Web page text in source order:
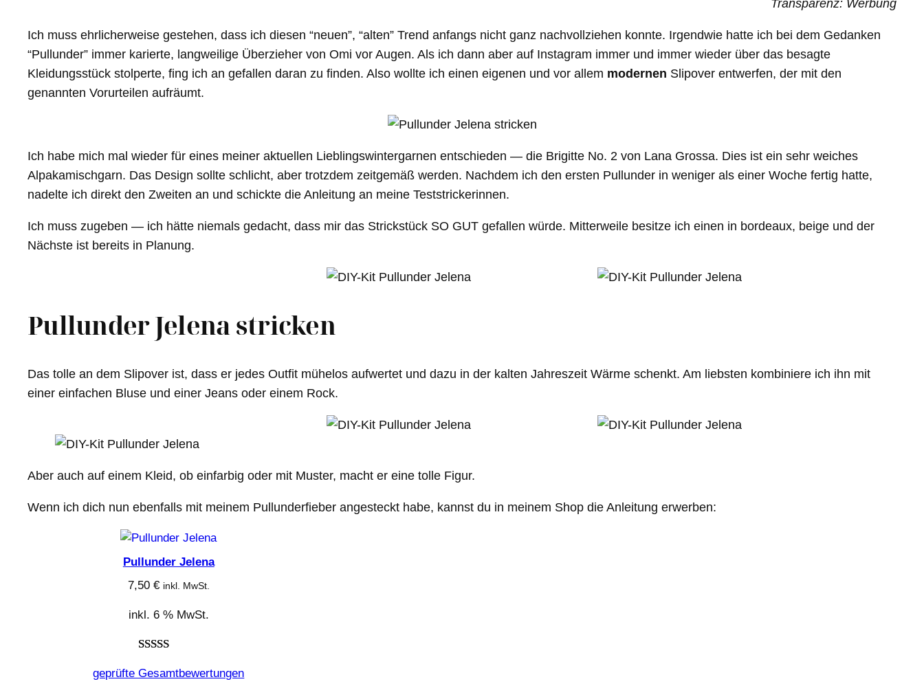
Transparenz: Werbung
Ich muss ehrlicherweise gestehen, dass ich diesen “neuen”, “alten” Trend anfangs nicht ganz nachvollziehen konnte. Irgendwie hatte ich bei dem Gedanken
“Pullunder” immer karierte, langweilige Überzieher von Omi vor Augen. Als ich dann aber auf Instagram immer und immer wieder über das besagte
Kleidungsstück stolperte, fing ich an gefallen daran zu finden. Also wollte ich einen eigenen und vor allem modernen Slipover entwerfen, der mit den
genannten Vorurteilen aufräumt.
Ich habe mich mal wieder für eines meiner aktuellen Lieblingswintergarnen entschieden — die Brigitte No. 2 von Lana Grossa. Dies ist ein sehr weiches
Alpakamischgarn. Das Design sollte schlicht, aber trotzdem zeitgemäß werden. Nachdem ich den ersten Pullunder in weniger als einer Woche fertig hatte,
nadelte ich direkt den Zweiten an und schickte die Anleitung an meine Teststrickerinnen.
Ich muss zugeben — ich hätte niemals gedacht, dass mir das Strickstück SO GUT gefallen würde. Mitterweile besitze ich einen in bordeaux, beige und der
Nächste ist bereits in Planung.
Pullunder Jelena stricken
Das tolle an dem Slipover ist, dass er jedes Outfit mühelos aufwertet und dazu in der kalten Jahreszeit Wärme schenkt. Am liebsten kombiniere ich ihn mit
einer einfachen Bluse und einer Jeans oder einem Rock.
Aber auch auf einem Kleid, ob einfarbig oder mit Muster, macht er eine tolle Figur.
Wenn ich dich nun ebenfalls mit meinem Pullunderfieber angesteckt habe, kannst du in meinem Shop die Anleitung erwerben:
Pullunder Jelena
7,50 € inkl. MwSt.
inkl. 6 % MwSt.
mit5.00
geprüfte Gesamtbewertungen